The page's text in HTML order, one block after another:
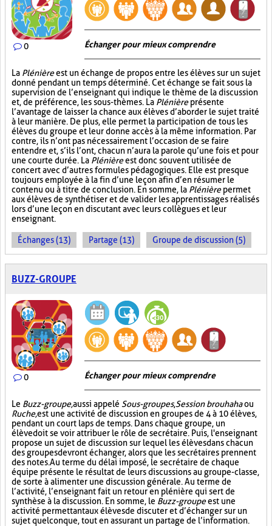
0 Échanger pour mieux comprendre
La Plénièreest un échange de propos entre les élèves sur un sujet
donné pendant un temps déterminé. Cet échange se fait sous la
supervision de l’enseignant qui indique le thème de la discussion
et, de préférence, les sous-thèmes. La Plénièreprésente
l’avantage de laisser la chance aux élèves d’aborder le sujet traité
à leur manière. De plus, elle permet la participation de tous les
élèves du groupe et leur donne accès à la même information. Par
contre, ils n’ont pas nécessairement l’occasion de se faire
entendre et, s’ils l’ont, chacun n’aura la parole qu’une fois et pour
une courte durée. La Plénièreest donc souvent utilisée de
concert avec d’autres formules pédagogiques. Elle est presque
toujours employée à la fin d’une leçon afin d’en résumer le
contenu ou à titre de conclusion. En somme, la Plénièrepermet
aux élèves de synthétiser et de valider les apprentissages réalisés
lors d’une leçon en discutant avec leurs collègues et leur
enseignant.
Échanges (13) Partage (13) Groupe de discussion (5)
BUZZ-GROUPE
0 Échanger pour mieux comprendre
Le Buzz-groupe,aussi appelé Sous-groupes,Session brouhahaou
Ruche,est une activité de discussion en groupes de 4 à 10 élèves,
pendant un court laps de temps. Dans chaque groupe, un
élève doit se voir attribuer le rôle de secrétaire. Puis, l'enseignant
propose un sujet de discussion sur lequel les élèves dans chacun
des groupes devront échanger, alors que les secrétaires prennent
des notes. Au terme du délai imposé, le secrétaire de chaque
équipe présente le résultat de leurs discussions au groupe-classe,
de sorte à alimenter une discussion générale. Au terme de
l’activité, l’enseignant fait un retour en plénière qui sert de
synthèse à la discussion. En somme, le Buzz-groupeest une
activité permettant aux élèves de discuter et d’échanger sur un
sujet quelconque, tout en assurant un partage de l’information.